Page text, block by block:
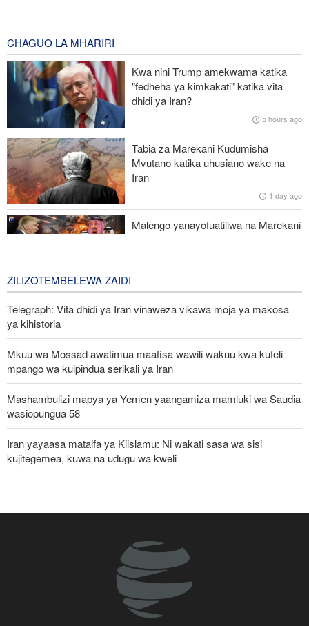
Zolqadr: Lango-Bahari la Hormuz litaendelea kufungwa hadi pale
Marekani itakapobadilisha tabia yake
Mwanzilishi mwenza aonya: Wikipedia imekuwa chombo cha
propaganda cha CIA, taasisi zingine zenye nguvu
Mshauri wa Kiongozi Mkuu Iran asema vikosi vya Marekani
lazima viondoke Asia Magharibi, ahimiza ushirikiano wa kikanda
Malaysia na Indonesia zasisitiza kuunga mkono Palestina na
maeneo matakatifu Baytul-Muqaddas
CHAGUO LA MHARIRI
Kwa nini Trump amekwama katika
"fedheha ya kimkakati" katika vita
dhidi ya Iran?
5 hours ago
Tabia za Marekani Kudumisha
Mvutano katika uhusiano wake na
Iran
1 day ago
Malengo yanayofuatiliwa na Marekani
ZILIZOTEMBELEWA ZAIDI
Telegraph: Vita dhidi ya Iran vinaweza vikawa moja ya makosa
ya kihistoria
Mkuu wa Mossad awatimua maafisa wawili wakuu kwa kufeli
mpango wa kuipindua serikali ya Iran
Mashambulizi mapya ya Yemen yaangamiza mamluki wa Saudia
wasiopungua 58
Iran yayaasa mataifa ya Kiislamu: Ni wakati sasa wa sisi
kujitegemea, kuwa na udugu wa kweli
la mafuta la Ukraine huko Kyiv
Watetezi wa Palestina washinda katika uteuzi wa wagombea wa
Democratic wa uchaguzi wa US